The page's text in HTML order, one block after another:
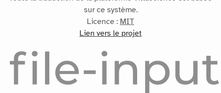
sur ce système.
Licence : MIT
Lien vers le projet